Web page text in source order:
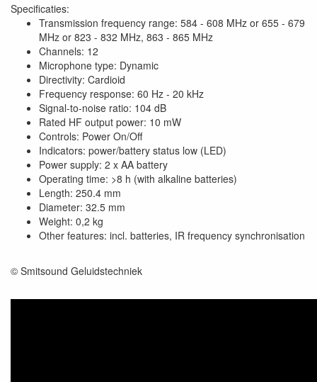
Specificaties:
Transmission frequency range: 584 - 608 MHz or 655 - 679
MHz or 823 - 832 MHz, 863 - 865 MHz
Channels: 12
Microphone type: Dynamic
Directivity: Cardioid
Frequency response: 60 Hz - 20 kHz
Signal-to-noise ratio: 104 dB
Rated HF output power: 10 mW
Controls: Power On/Off
Indicators: power/battery status low (LED)
Power supply: 2 x AA battery
Operating time: >8 h (with alkaline batteries)
Length: 250.4 mm
Diameter: 32.5 mm
Weight: 0,2 kg
Other features: incl. batteries, IR frequency synchronisation
© Smitsound Geluidstechniek